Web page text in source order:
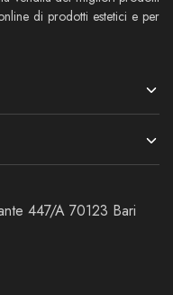
di prodotti estetici e per
447/A 70123 Bari